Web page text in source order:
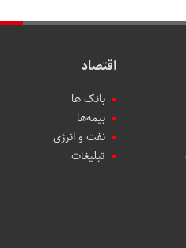
اقتصاد
بانک ها
بیمه‌ها
نفت و انرژی
تبلیغات